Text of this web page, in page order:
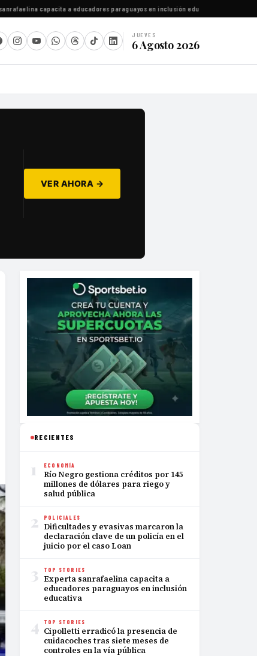
capacita a educadores paraguayos en inclusión educativa
JUEVES
6 Agosto 2026
VER AHORA →
RECIENTES
1 ECONOMÍA
Río Negro gestiona créditos por 145
millones de dólares para riego y
salud pública
2 POLICIALES
Dificultades y evasivas marcaron la
declaración clave de un policía en el
juicio por el caso Loan
3 TOP STORIES
Experta sanrafaelina capacita a
educadores paraguayos en inclusión
educativa
4 TOP STORIES
Cipolletti erradicó la presencia de
cuidacoches tras siete meses de
controles en la vía pública